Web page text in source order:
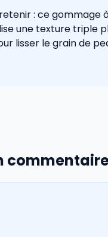
: ce gommage à
une texture triple
lisser le grain de